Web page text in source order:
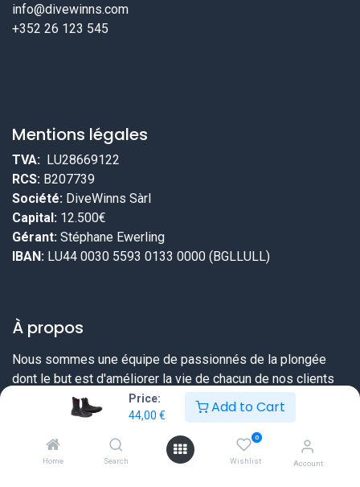
Price:
44,00 € Add to Cart
Home Search
0
Wishlist Account
info@divewinns.com
+352 26 123 545
Mentions légales
TVA: LU28669122
RCS: B207739
Société: DiveWinns Sàrl
Capital: 12.500€
Gérant: Stéphane Ewerling
IBAN: LU44 0030 5593 0133 0000 (BGLLULL)
À propos
Nous sommes une équipe de passionnés de la plongée
dont le but est d'améliorer la vie de chacun de nos clients
grâce à des produits de meilleure qualité. Chez DiveWinns
vous savez dès le début ce que vous pouvez attendre,
nous ne vendons pas d'illusions.